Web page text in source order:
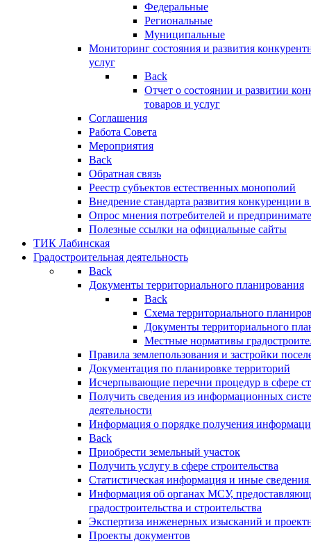
Федеральные
Региональные
Муниципальные
Мониторинг состояния и развития
услуг
Back
Отчет о состоянии и развитии
товаров и услуг
Соглашения
Работа Совета
Мероприятия
Back
Обратная связь
Реестр субъектов естественных монополий
Внедрение стандарта развития конкуренции
Опрос мнения потребителей и
Полезные ссылки на официальные сайты
ТИК Лабинская
Градостроительная деятельность
Back
Документы территориального планирования
Back
Схема территориального
Документы территориального
Местные нормативы
Правила землепользования и застройки
Документация по планировке территорий
Исчерпывающие перечни процедур в сфере
Получить сведения из информационных
деятельности
Информация о порядке получения
Back
Приобрести земельный участок
Получить услугу в сфере строительства
Статистическая информация и иные сведения
Информация об органах МСУ,
градостроительства и строительства
Экспертиза инженерных изысканий и
Проекты документов